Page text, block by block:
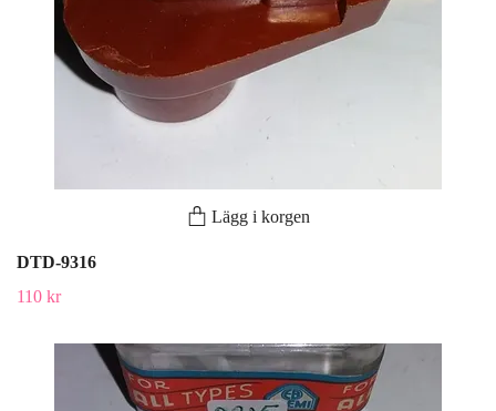
Lägg i korgen
DTD-9316
110 kr